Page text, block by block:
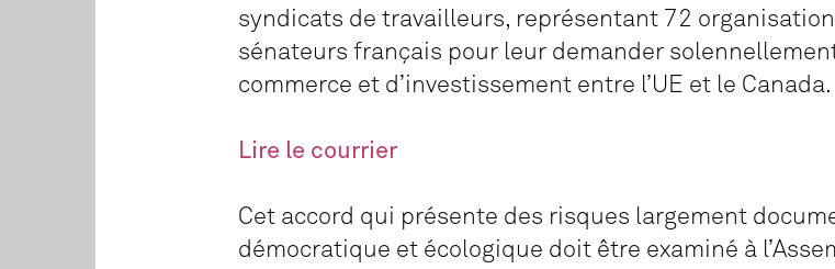
syndicats de travailleurs, représentant 72
sénateurs français pour leur demander
commerce et d’investissement entre l’UE et le Canada.
Lire le courrier
Cet accord qui présente des risques largement
démocratique et écologique doit être examiné à